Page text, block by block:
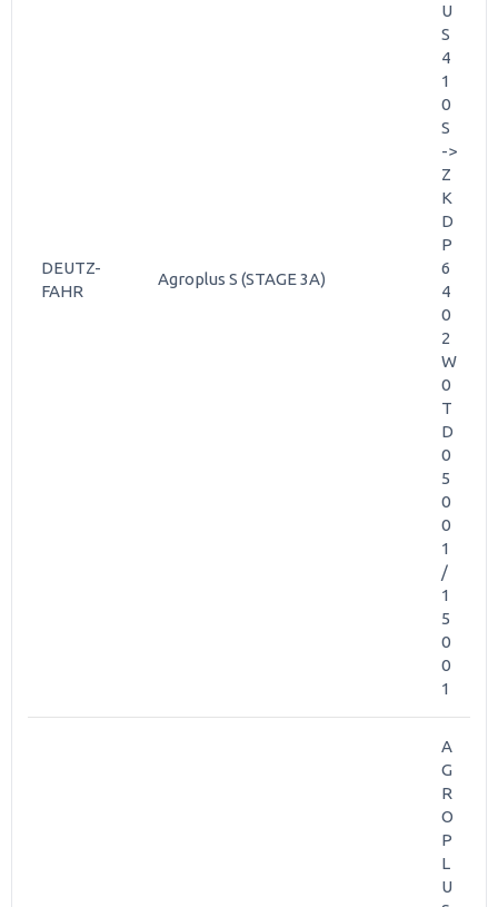
DEUTZ-
FAHR
Agroplus S (STAGE 3A)
U
S
4
1
0
S
->
Z
K
D
P
6
4
0
2
W
0
T
D
0
5
0
0
1
/
1
5
0
0
1
A
G
R
O
P
L
U